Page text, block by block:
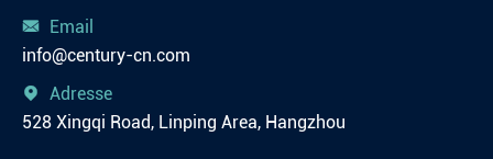

Email
info@century-cn.com

Adresse
528 Xingqi Road, Linping Area, Hangzhou